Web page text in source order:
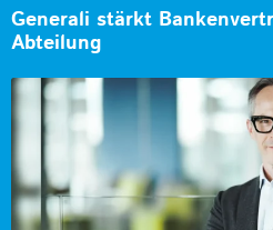
Generali stärkt
Abteilung